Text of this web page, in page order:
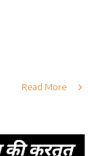
Read More